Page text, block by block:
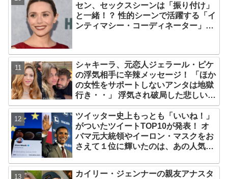
セン、セックスシーンは「振り付け」
と一緒！？ 性的シーンで活躍する「イ
ンティマシー・コーディネーター」の
シャキーラ、元恋人ジェラール・ピケ
の浮気相手に辛辣メッセージ！ 「ほか
の女性をサポートしないアンタは地獄
行き・・」 浮気され破局した悲しい心
境を赤裸々に語る
ツイッター史上もっとも「いいね！」
がついたツイートTOP10が発表！ オ
バマ元大統領やイーロン・マスクをお
さえて１位に輝いたのは、あの人気俳
カイリー・ジェンナーの親友アナスタ